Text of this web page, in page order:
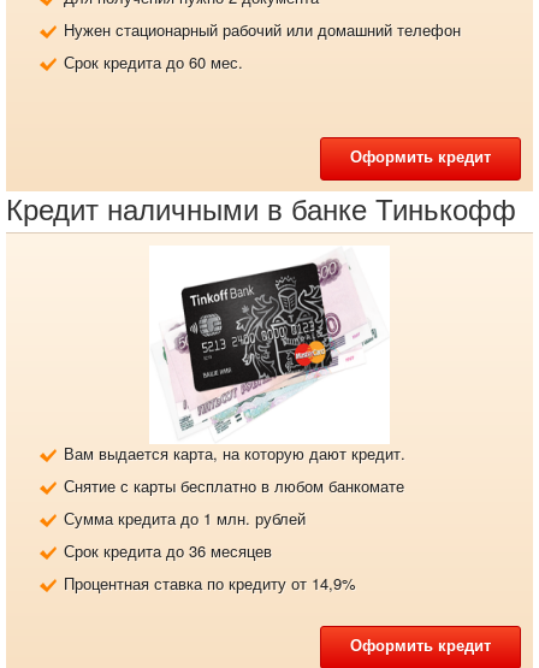
Нужен стационарный рабочий или домашний телефон
Срок кредита до 60 мес.
Оформить кредит
Кредит наличными в банке Тинькофф
Вам выдается карта, на которую дают кредит.
Снятие с карты бесплатно в любом банкомате
Сумма кредита до 1 млн. рублей
Срок кредита до 36 месяцев
Процентная ставка по кредиту от 14,9%
Оформить кредит